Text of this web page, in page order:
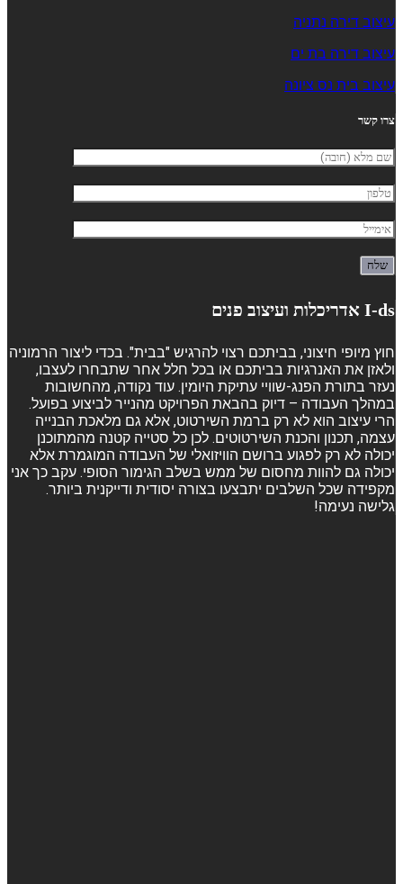
עיצוב דירה נתניה
עיצוב דירה בת ים
עיצוב בית נס ציונה
צרו קשר
I-ds אדריכלות ועיצוב פנים
חוץ מיופי חיצוני, בביתכם רצוי להרגיש "בבית". בכדי ליצור הרמוניה
ולאזן את האנרגיות בביתכם או בכל חלל אחר שתבחרו לעצבו,
נעזר בתורת הפנג-שוויי עתיקת היומין. עוד נקודה, מהחשובות
במהלך העבודה – דיוק בהבאת הפרויקט מהנייר לביצוע בפועל.
הרי עיצוב הוא לא רק ברמת השירטוט, אלא גם מלאכת הבנייה
עצמה, תכנון והכנת השירטוטים. לכן כל סטייה קטנה מהמתוכנן
יכולה לא רק לפגוע ברושם הוויזואלי של העבודה המוגמרת אלא
יכולה גם להוות מחסום של ממש בשלב הגימור הסופי. עקב כך אני
מקפידה שכל השלבים יתבצעו בצורה יסודית ודייקנית ביותר.
גלישה נעימה!